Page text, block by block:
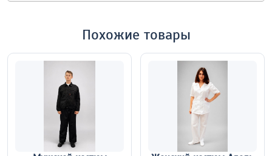
Похожие товары